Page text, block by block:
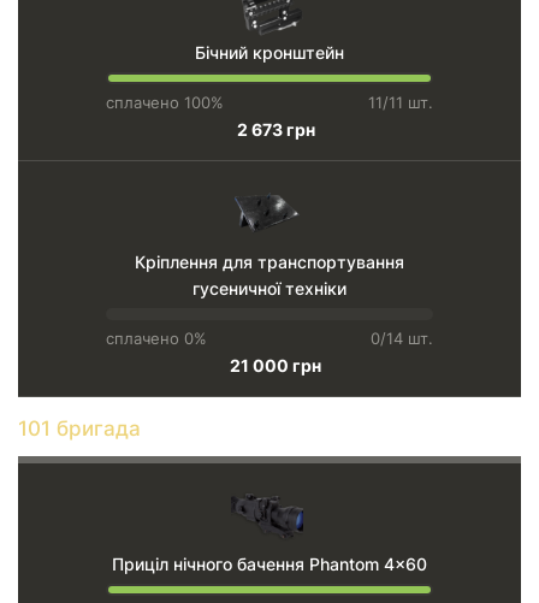
Бічний кронштейн
сплачено 100% 11/11 шт.
2 673 грн
Кріплення для транспортування
гусеничної техніки
сплачено 0% 0/14 шт.
21 000 грн
101 бригада
Приціл нічного бачення Phantom 4x60